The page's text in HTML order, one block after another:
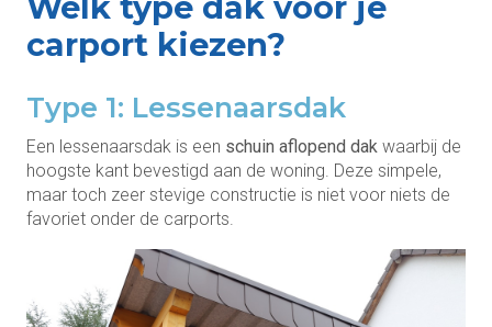
carport kiezen?
Type 1: Lessenaarsdak
Een lessenaarsdak is een schuin aflopend dak waarbij de
hoogste kant bevestigd aan de woning. Deze simpele,
maar toch zeer stevige constructie is niet voor niets de
favoriet onder de carports.